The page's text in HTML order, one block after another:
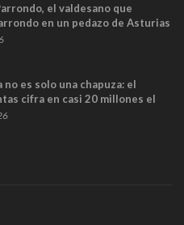
el valdesano que
en un pedazo de Asturias
no es solo una chapuza: el
cifra en casi 20 millones el
trenes que no cabían por los